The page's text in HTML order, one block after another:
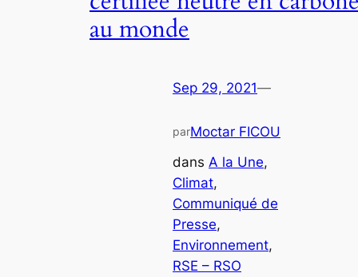
au monde
Sep 29, 2021—
parMoctar FICOU
dans A la Une
Climat
Communiqué de
Presse
Environnement
RSE – RSO